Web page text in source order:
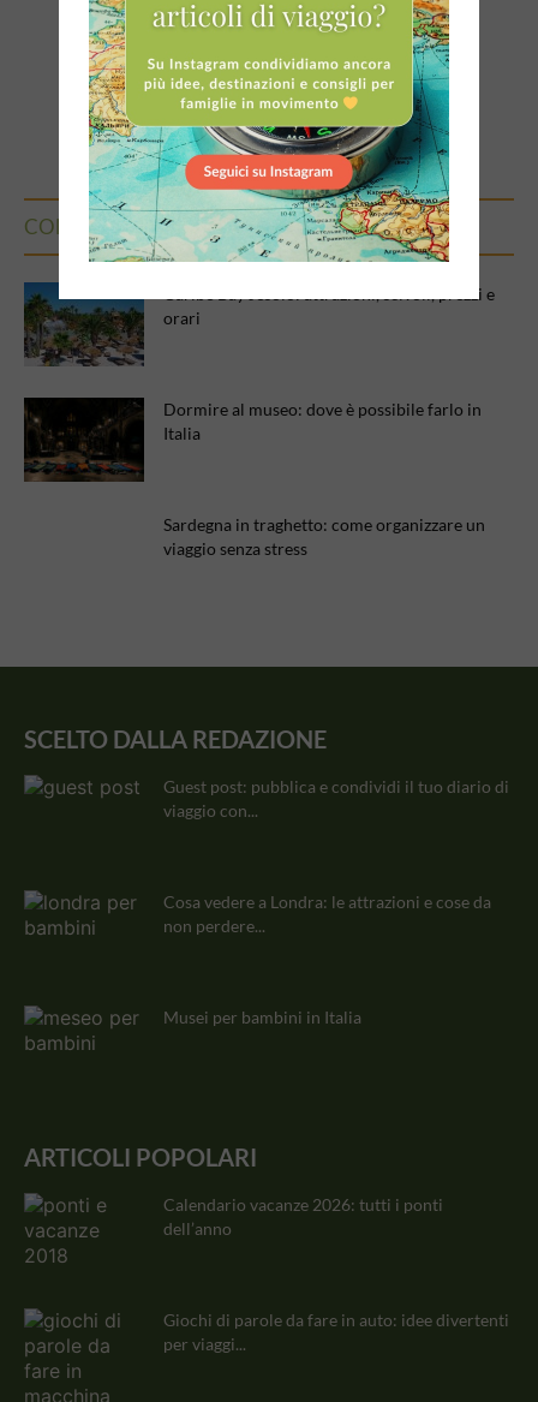
CONSIGLIAMO DI LEGGERE
Caribe Bay Jesolo: attrazioni, scivoli, prezzi e
orari
Dormire al museo: dove è possibile farlo in
Italia
Sardegna in traghetto: come organizzare un
viaggio senza stress
SCELTO DALLA REDAZIONE
Guest post: pubblica e condividi il tuo diario di
viaggio con...
Cosa vedere a Londra: le attrazioni e cose da
non perdere...
Musei per bambini in Italia
ARTICOLI POPOLARI
Calendario vacanze 2026: tutti i ponti
dell’anno
Giochi di parole da fare in auto: idee divertenti
per viaggi...